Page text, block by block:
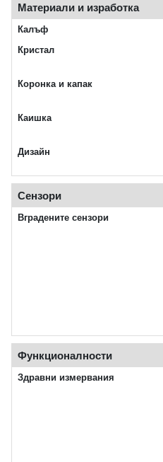
Материали и изработка
Калъф
Кристал
Коронка и капак
Каишка
Дизайн
Сензори
Вградените сензори
Функционалности
Здравни измервания